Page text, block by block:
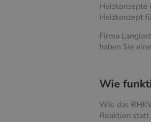
Heizkonzept
Firma
haben Sie
Wie
Wie das
Reaktion statt